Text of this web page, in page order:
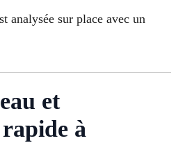
analysée sur place avec un
et
à